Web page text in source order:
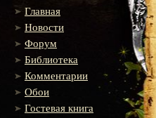
Главная
Новости
Форум
Библиотека
Комментарии
Обои
Гостевая книга